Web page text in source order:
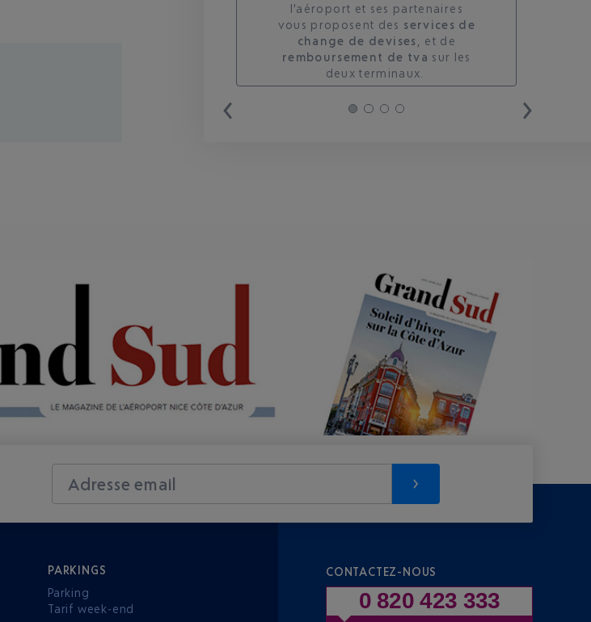
l'aéroport et ses partenaires
vous proposent des services de
change de devises , et de
remboursement de tva sur les
deux terminaux. ​
Adresse email
PARKINGS
Parking
Tarif week-end
CONTACTEZ-NOUS
0 820 423 333